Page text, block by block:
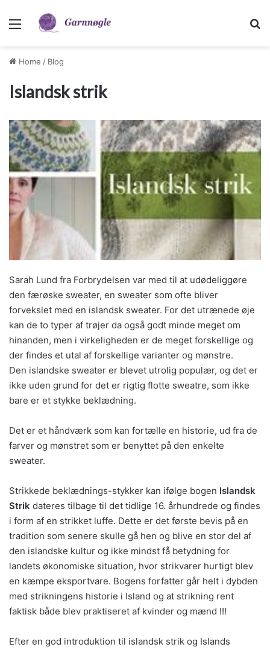
Menu
Home / Blog
Islandsk strik
Sarah Lund fra Forbrydelsen var med til at udødeliggøre
den færøske sweater, en sweater som ofte bliver
forvekslet med en islandsk sweater. For det utrænede øje
kan de to typer af trøjer da også godt minde meget om
hinanden, men i virkeligheden er de meget forskellige og
der findes et utal af forskellige varianter og mønstre.
Den islandske sweater er blevet utrolig populær, og det er
ikke uden grund for det er rigtig flotte sweatre, som ikke
bare er et stykke beklædning.
Det er et håndværk som kan fortælle en historie, ud fra de
farver og mønstret som er benyttet på den enkelte
sweater.
Strikkede beklædnings-stykker kan ifølge bogen Islandsk
Strik dateres tilbage til det tidlige 16. århundrede og findes
i form af en strikket luffe. Dette er det første bevis på en
tradition som senere skulle gå hen og blive en stor del af
den islandske kultur og ikke mindst få betydning for
landets økonomiske situation, hvor strikvarer hurtigt blev
en kæmpe eksportvare. Bogens forfatter går helt i dybden
med strikningens historie i Island og at strikning rent
faktisk både blev praktiseret af kvinder og mænd !!!
Efter en god introduktion til islandsk strik og Islands